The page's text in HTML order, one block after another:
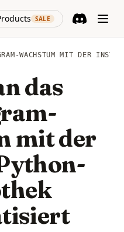
SALE
(opens in a
WACHSTUM MIT DER
das
mit der